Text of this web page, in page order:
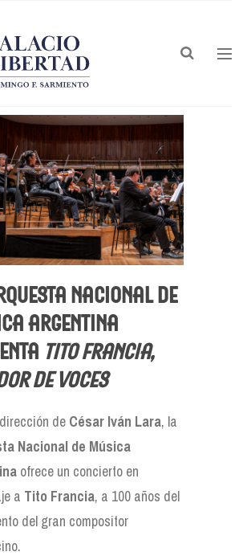
Nacional de
Argentina
Tito Francia,
de voces
de César Iván Lara, la
Nacional de Música
ofrece un concierto en
a Tito Francia, a 100 años del
del gran compositor